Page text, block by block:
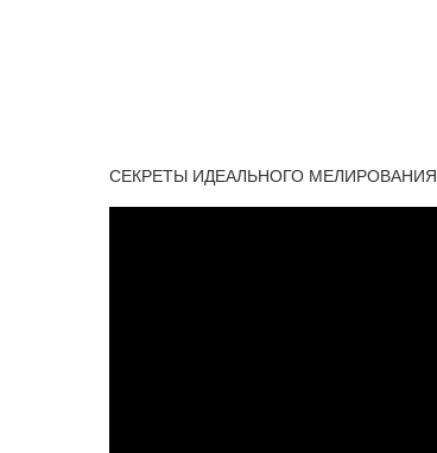
СЕКРЕТЫ ИДЕАЛЬНОГО МЕЛИРОВАНИЯ